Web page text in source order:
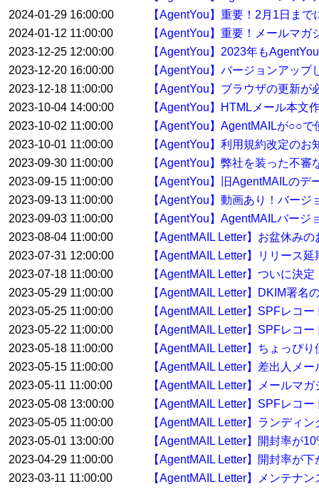
2024-01-29 16:00:00
【AgentYou】重要！2月1日ま
2024-01-12 11:00:00
【AgentYou】重要！メールマ
2023-12-25 12:00:00
【AgentYou】2023年も
2023-12-20 16:00:00
【AgentYou】バージョンアッ
2023-12-18 11:00:00
【AgentYou】ブラウザの更新が
2023-10-04 14:00:00
【AgentYou】HTMLメール本文
2023-10-02 11:00:00
【AgentYou】AgentMAILが○○
2023-10-01 11:00:00
【AgentYou】利用規約改定のお
2023-09-30 11:00:00
【AgentYou】弊社を装った不
2023-09-15 11:00:00
【AgentYou】旧AgentMAILの
2023-09-13 11:00:00
【AgentYou】動画あり！バー
2023-09-03 11:00:00
【AgentYou】AgentMAILバー
2023-08-04 11:00:00
【AgentMAIL Letter】お盆休み
2023-07-31 12:00:00
【AgentMAIL Letter】リリース
2023-07-18 11:00:00
【AgentMAIL Letter】ついに決
2023-05-29 11:00:00
【AgentMAIL Letter】DKIM署
2023-05-25 11:00:00
【AgentMAIL Letter】SPFレコ
2023-05-22 11:00:00
【AgentMAIL Letter】SPFレコ
2023-05-18 11:00:00
【AgentMAIL Letter】ちょっぴ
2023-05-15 11:00:00
【AgentMAIL Letter】差出人メ
2023-05-11 11:00:00
【AgentMAIL Letter】メールマ
2023-05-08 13:00:00
【AgentMAIL Letter】SPFレコ
2023-05-05 11:00:00
【AgentMAIL Letter】ランディ
2023-05-01 13:00:00
【AgentMAIL Letter】開封率が
2023-04-29 11:00:00
【AgentMAIL Letter】開封率が
2023-03-11 11:00:00
【AgentMAIL Letter】メンテナ